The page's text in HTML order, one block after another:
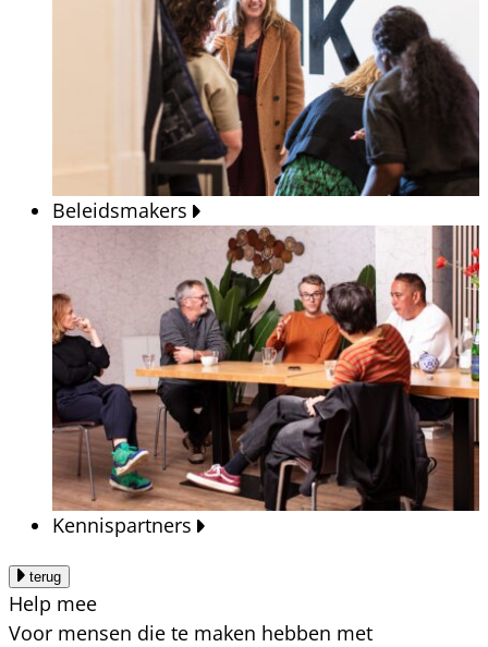
Beleidsmakers
Kennispartners
terug
Help mee
Voor mensen die te maken hebben met